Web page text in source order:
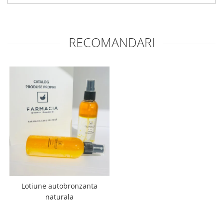
RECOMANDARI
Lotiune autobronzanta
naturala